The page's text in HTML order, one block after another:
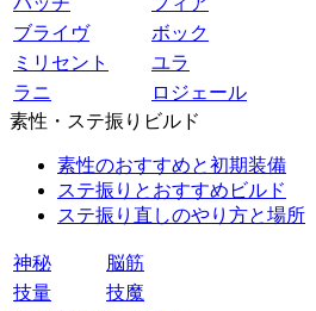
ブライヴ
ボック
ミリセント
ユラ
ラニ
ロジェール
素性・ステ振りビルド
素性のおすすめと初期装備
ステ振りとおすすめビルド
ステ振り直しのやり方と場所
神秘
脳筋
技量
技魔